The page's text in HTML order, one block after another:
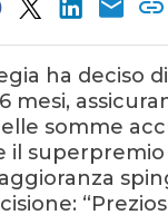
ha deciso
mesi,
somme
il superpremio